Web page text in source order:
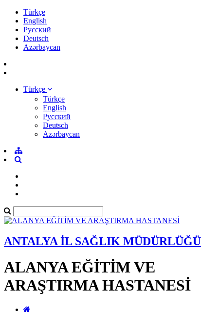
Türkçe
English
Pусский
Deutsch
Azərbaycan
Türkçe
Türkçe
English
Pусский
Deutsch
Azərbaycan
ANTALYA İL SAĞLIK MÜDÜRLÜĞÜ
ALANYA EĞİTİM VE
ARAŞTIRMA HASTANESİ